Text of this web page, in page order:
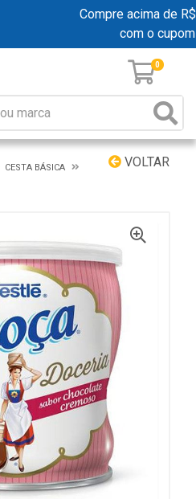
Compre acima de
com o cupom
0
VOLTAR
CESTA BÁSICA